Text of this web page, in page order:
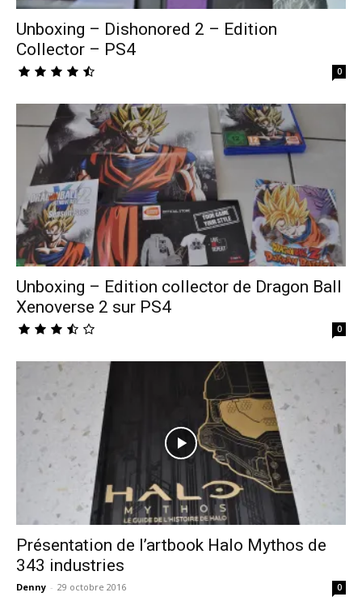
Unboxing – Dishonored 2 – Edition
Collector – PS4
0
Unboxing – Edition collector de Dragon Ball
Xenoverse 2 sur PS4
0
Présentation de l’artbook Halo Mythos de
343 industries
Denny - 29 octobre 2016 0